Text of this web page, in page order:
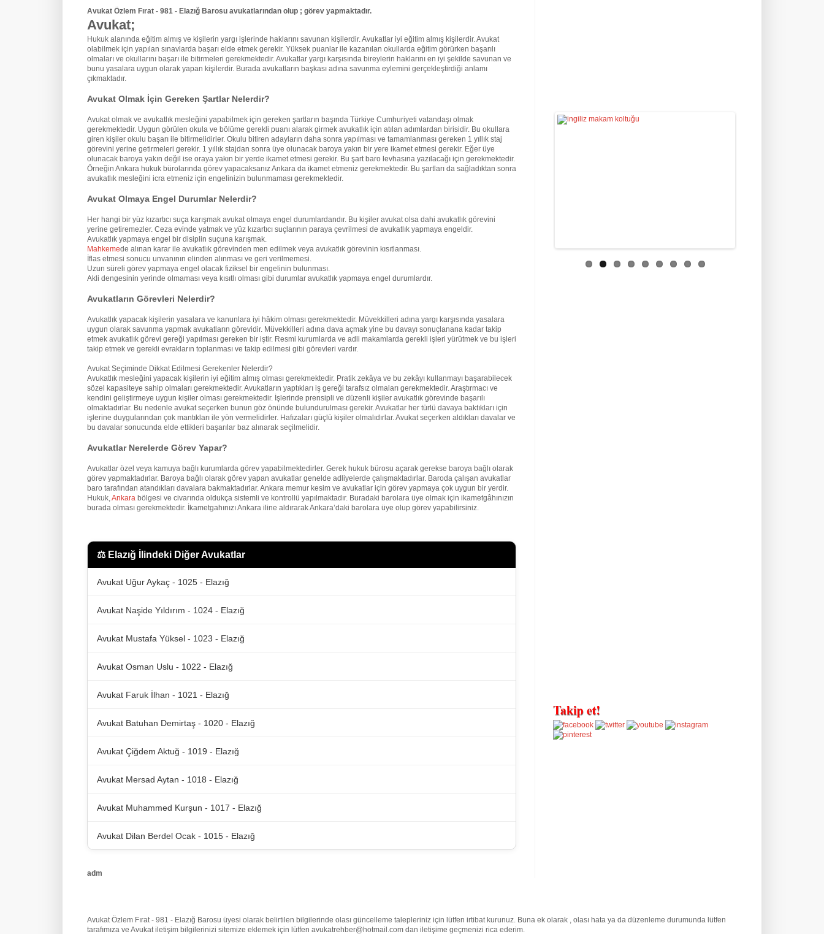
Avukat Özlem Fırat - 981 - Elazığ Barosu avukatlarından olup ; görev yapmaktadır.
Avukat;
Hukuk alanında eğitim almış ve kişilerin yargı işlerinde haklarını savunan kişilerdir. Avukatlar iyi eğitim almış kişilerdir. Avukat
olabilmek için yapılan sınavlarda başarı elde etmek gerekir. Yüksek puanlar ile kazanılan okullarda eğitim görürken başarılı
olmaları ve okullarını başarı ile bitirmeleri gerekmektedir. Avukatlar yargı karşısında bireylerin haklarını en iyi şekilde savunan ve
bunu yasalara uygun olarak yapan kişilerdir. Burada avukatların başkası adına savunma eylemini gerçekleştirdiği anlamı
çıkmaktadır.
Avukat Olmak İçin Gereken Şartlar Nelerdir?
Avukat olmak ve avukatlık mesleğini yapabilmek için gereken şartların başında Türkiye Cumhuriyeti vatandaşı olmak
gerekmektedir. Uygun görülen okula ve bölüme gerekli puanı alarak girmek avukatlık için atılan adımlardan birisidir. Bu okullara
giren kişiler okulu başarı ile bitirmelidirler. Okulu bitiren adayların daha sonra yapılması ve tamamlanması gereken 1 yıllık staj
görevini yerine getirmeleri gerekir. 1 yıllık stajdan sonra üye olunacak baroya yakın bir yere ikamet etmesi gerekir. Eğer üye
olunacak baroya yakın değil ise oraya yakın bir yerde ikamet etmesi gerekir. Bu şart baro levhasına yazılacağı için gerekmektedir.
Örneğin Ankara hukuk bürolarında görev yapacaksanız Ankara da ikamet etmeniz gerekmektedir. Bu şartları da sağladıktan sonra
avukatlık mesleğini icra etmeniz için engelinizin bulunmaması gerekmektedir.
Avukat Olmaya Engel Durumlar Nelerdir?
Her hangi bir yüz kızartıcı suça karışmak avukat olmaya engel durumlardandır. Bu kişiler avukat olsa dahi avukatlık görevini
yerine getiremezler. Ceza evinde yatmak ve yüz kızartıcı suçlarının paraya çevrilmesi de avukatlık yapmaya engeldir.
Avukatlık yapmaya engel bir disiplin suçuna karışmak.
Mahkemede alınan karar ile avukatlık görevinden men edilmek veya avukatlık görevinin kısıtlanması.
İflas etmesi sonucu unvanının elinden alınması ve geri verilmemesi.
Uzun süreli görev yapmaya engel olacak fiziksel bir engelinin bulunması.
Akli dengesinin yerinde olmaması veya kısıtlı olması gibi durumlar avukatlık yapmaya engel durumlardır.
Avukatların Görevleri Nelerdir?
Avukatlık yapacak kişilerin yasalara ve kanunlara iyi hâkim olması gerekmektedir. Müvekkilleri adına yargı karşısında yasalara
uygun olarak savunma yapmak avukatların görevidir. Müvekkilleri adına dava açmak yine bu davayı sonuçlanana kadar takip
etmek avukatlık görevi gereği yapılması gereken bir iştir. Resmi kurumlarda ve adli makamlarda gerekli işleri yürütmek ve bu işleri
takip etmek ve gerekli evrakların toplanması ve takip edilmesi gibi görevleri vardır.
Avukat Seçiminde Dikkat Edilmesi Gerekenler Nelerdir?
Avukatlık mesleğini yapacak kişilerin iyi eğitim almış olması gerekmektedir. Pratik zekâya ve bu zekâyı kullanmayı başarabilecek
sözel kapasiteye sahip olmaları gerekmektedir. Avukatların yaptıkları iş gereği tarafsız olmaları gerekmektedir. Araştırmacı ve
kendini geliştirmeye uygun kişiler olması gerekmektedir. İşlerinde prensipli ve düzenli kişiler avukatlık görevinde başarılı
olmaktadırlar. Bu nedenle avukat seçerken bunun göz önünde bulundurulması gerekir. Avukatlar her türlü davaya baktıkları için
işlerine duygularından çok mantıkları ile yön vermelidirler. Hafızaları güçlü kişiler olmalıdırlar. Avukat seçerken aldıkları davalar ve
bu davalar sonucunda elde ettikleri başarılar baz alınarak seçilmelidir.
Avukatlar Nerelerde Görev Yapar?
Avukatlar özel veya kamuya bağlı kurumlarda görev yapabilmektedirler. Gerek hukuk bürosu açarak gerekse baroya bağlı olarak
görev yapmaktadırlar. Baroya bağlı olarak görev yapan avukatlar genelde adliyelerde çalışmaktadırlar. Baroda çalışan avukatlar
baro tarafından atandıkları davalara bakmaktadırlar. Ankara memur kesim ve avukatlar için görev yapmaya çok uygun bir yerdir.
Hukuk,Ankara bölgesi ve civarında oldukça sistemli ve kontrollü yapılmaktadır. Buradaki barolara üye olmak için ikametgâhınızın
burada olması gerekmektedir. İkametgahınızı Ankara iline aldırarak Ankara’daki barolara üye olup görev yapabilirsiniz.
⚖️ Elazığ İlindeki Diğer Avukatlar
Avukat Uğur Aykaç - 1025 - Elazığ
Avukat Naşide Yıldırım - 1024 - Elazığ
Avukat Mustafa Yüksel - 1023 - Elazığ
Avukat Osman Uslu - 1022 - Elazığ
Avukat Faruk İlhan - 1021 - Elazığ
Avukat Batuhan Demirtaş - 1020 - Elazığ
Avukat Çiğdem Aktuğ - 1019 - Elazığ
Avukat Mersad Aytan - 1018 - Elazığ
Avukat Muhammed Kurşun - 1017 - Elazığ
Avukat Dilan Berdel Ocak - 1015 - Elazığ
adm
Avukat Özlem Fırat - 981 - Elazığ Barosu üyesi olarak belirtilen bilgilerinde olası güncelleme talepleriniz için lütfen irtibat kurunuz. Buna ek olarak , olası hata ya da düzenleme durumunda lütfen
tarafımıza ve Avukat iletişim bilgilerinizi sitemize eklemek için lütfen avukatrehber@hotmail.com dan iletişime geçmenizi rica ederim.